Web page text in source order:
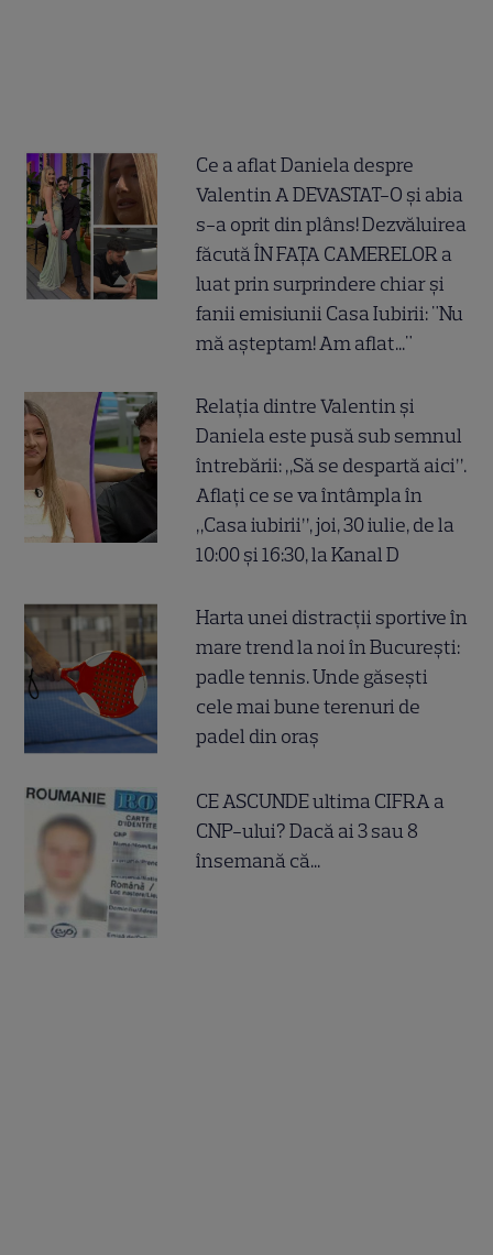
Ce a aflat Daniela despre
Valentin A DEVASTAT-O și abia
s-a oprit din plâns! Dezvăluirea
făcută ÎN FAȚA CAMERELOR a
luat prin surprindere chiar și
fanii emisiunii Casa Iubirii: "Nu
mă așteptam! Am aflat..."
Relația dintre Valentin și
Daniela este pusă sub semnul
întrebării: „Să se despartă aici”.
Aflați ce se va întâmpla în
„Casa iubirii”, joi, 30 iulie, de la
10:00 și 16:30, la Kanal D
Harta unei distracții sportive în
mare trend la noi în București:
padle tennis. Unde găsești
cele mai bune terenuri de
padel din oraș
CE ASCUNDE ultima CIFRA a
CNP-ului? Dacă ai 3 sau 8
însemană că...